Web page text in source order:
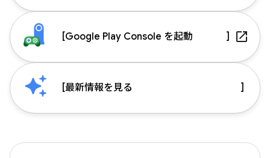
[Google Play Console を起動 ] launch
[最新情報を見る ]